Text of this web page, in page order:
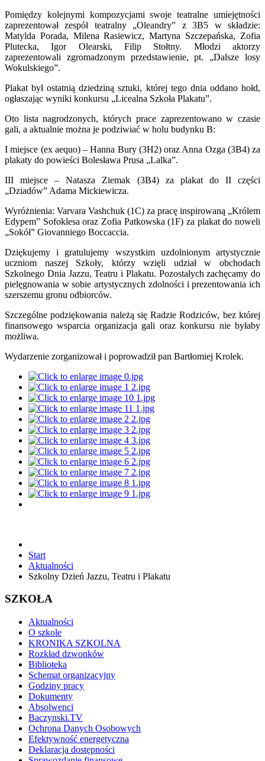
Pomiędzy kolejnymi kompozycjami swoje teatralne umiejętności
zaprezentował zespół teatralny „Oleandry” z 3B5 w składzie:
Matylda Porada, Milena Rasiewicz, Martyna Szczepańska, Zofia
Plutecka, Igor Olearski, Filip Stołtny. Młodzi aktorzy
zaprezentowali zgromadzonym przedstawienie, pt. „Dalsze losy
Wokulskiego”.
Plakat był ostatnią dziedziną sztuki, której tego dnia oddano hołd,
ogłaszając wyniki konkursu „Licealna Szkoła Plakatu”.
Oto lista nagrodzonych, których prace zaprezentowano w czasie
gali, a aktualnie można je podziwiać w holu budynku B:
I miejsce (ex aequo) – Hanna Bury (3H2) oraz Anna Ozga (3B4) za
plakaty do powieści Bolesława Prusa „Lalka”.
III miejsce – Natasza Ziemak (3B4) za plakat do II części
„Dziadów” Adama Mickiewicza.
Wyróżnienia: Varvara Vashchuk (1C) za pracę inspirowaną „Królem
Edypem” Sofoklesa oraz Zofia Patkowska (1F) za plakat do noweli
„Sokół” Giovanniego Boccaccia.
Dziękujemy i gratulujemy wszystkim uzdolnionym artystycznie
uczniom naszej Szkoły, którzy wzięli udział w obchodach
Szkolnego Dnia Jazzu, Teatru i Plakatu. Pozostałych zachęcamy do
pielęgnowania w sobie artystycznych zdolności i prezentowania ich
szerszemu gronu odbiorców.
Szczególne podziękowania należą się Radzie Rodziców, bez której
finansowego wsparcia organizacja gali oraz konkursu nie byłaby
możliwa.
Wydarzenie zorganizował i poprowadził pan Bartłomiej Krolek.
Start
Aktualności
Szkolny Dzień Jazzu, Teatru i Plakatu
SZKOŁA
Aktualności
O szkole
KRONIKA SZKOLNA
Rozkład dzwonków
Biblioteka
Schemat organizacyjny
Godziny pracy
Dokumenty
Absolwenci
Baczynski.TV
Ochrona Danych Osobowych
Efektywność energetyczna
Deklaracja dostępności